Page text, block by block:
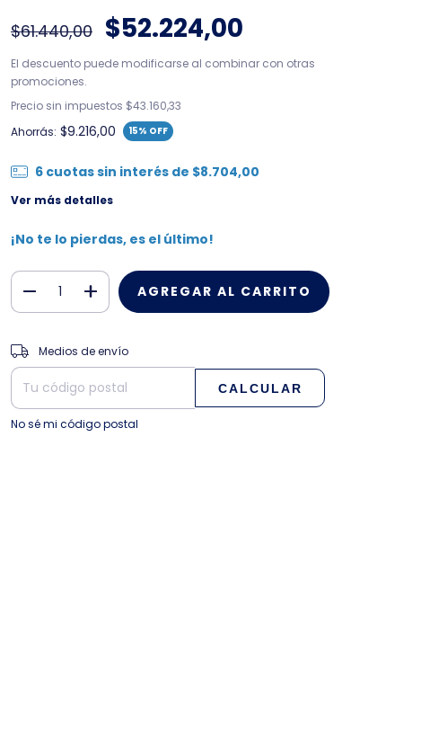
$61.440,00 $52.224,00
El descuento puede modificarse al combinar con otras
promociones.
Precio sin impuestos $43.160,33
Ahorrás: $9.216,00 15% OFF
6 cuotas sin interés de $8.704,00
Ver más detalles
¡No te lo pierdas, es el último!
Entregas para el CP:
Medios de envío
CALCULAR
No sé mi código postal